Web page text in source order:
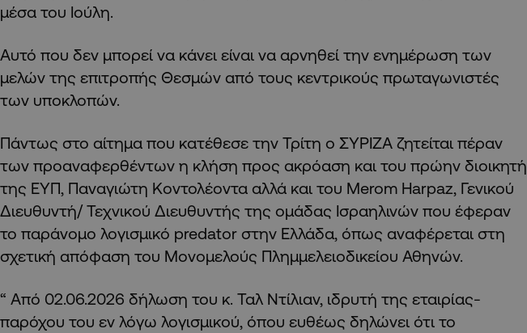
μέσα του Ιούλη.
Αυτό που δεν μπορεί να κάνει είναι να αρνηθεί την ενημέρωση των
μελών της επιτροπής Θεσμών από τους κεντρικούς πρωταγωνιστές
των υποκλοπών.
Πάντως στο αίτημα που κατέθεσε την Τρίτη ο ΣΥΡΙΖΑ ζητείται πέραν
των προαναφερθέντων η κλήση προς ακρόαση και του πρώην διοικητή
της ΕΥΠ, Παναγιώτη Κοντολέοντα αλλά και του Merom Harpaz, Γενικού
Διευθυντή/ Τεχνικού Διευθυντής της ομάδας Ισραηλινών που έφεραν
το παράνομο λογισμικό predator στην Ελλάδα, όπως αναφέρεται στη
σχετική απόφαση του Μονομελούς Πλημμελειοδικείου Αθηνών.
“ Από 02.06.2026 δήλωση του κ. Ταλ Ντίλιαν, ιδρυτή της εταιρίας-
παρόχου του εν λόγω λογισμικού, όπου ευθέως δηλώνει ότι το